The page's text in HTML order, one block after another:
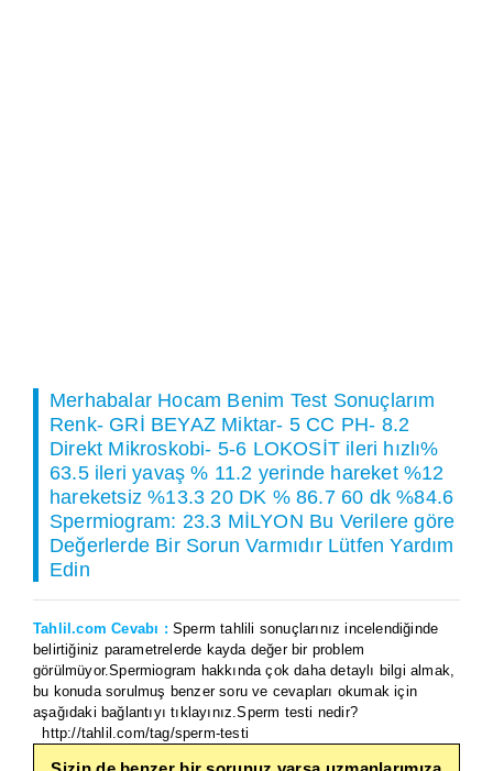
Merhabalar Hocam Benim Test Sonuçlarım
Renk- GRİ BEYAZ Miktar- 5 CC PH- 8.2
Direkt Mikroskobi- 5-6 LOKOSİT ileri hızlı%
63.5 ileri yavaş % 11.2 yerinde hareket %12
hareketsiz %13.3 20 DK % 86.7 60 dk %84.6
Spermiogram: 23.3 MİLYON Bu Verilere göre
Değerlerde Bir Sorun Varmıdır Lütfen Yardım
Edin
Tahlil.com Cevabı : Sperm tahlili sonuçlarınız incelendiğinde
belirtiğiniz parametrelerde kayda değer bir problem
görülmüyor.Spermiogram hakkında çok daha detaylı bilgi almak,
bu konuda sorulmuş benzer soru ve cevapları okumak için
aşağıdaki bağlantıyı tıklayınız.Sperm testi nedir?
http://tahlil.com/tag/sperm-testi